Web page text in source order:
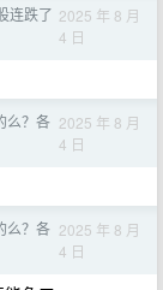
连跌了 2025 年 8 月
4 日
么？各 2025 年 8 月
4 日
么？各 2025 年 8 月
4 日